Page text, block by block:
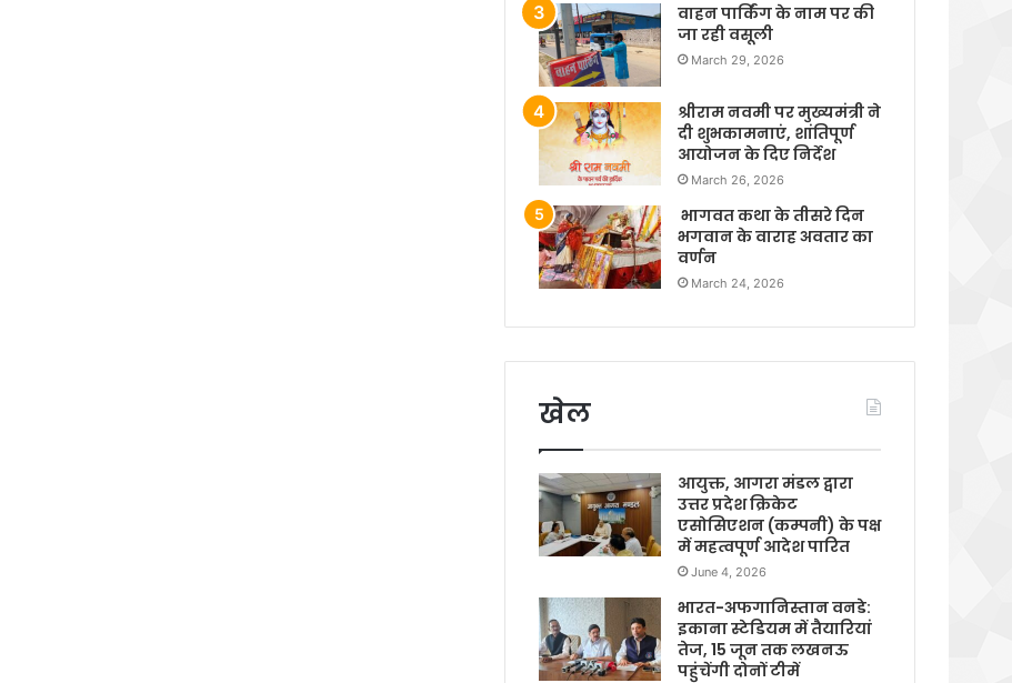
वाहन पार्किंग के नाम पर की
जा रही वसूली
March 29, 2026
श्रीराम नवमी पर मुख्यमंत्री ने
दी शुभकामनाएं, शांतिपूर्ण
आयोजन के दिए निर्देश
March 26, 2026
भागवत कथा के तीसरे दिन
भगवान के वाराह अवतार का
वर्णन
March 24, 2026
खेल
आयुक्त, आगरा मंडल द्वारा
उत्तर प्रदेश क्रिकेट
एसोसिएशन (कम्पनी) के पक्ष
में महत्वपूर्ण आदेश पारित
June 4, 2026
भारत-अफगानिस्तान वनडे:
इकाना स्टेडियम में तैयारियां
तेज, 15 जून तक लखनऊ
पहुंचेंगी दोनों टीमें